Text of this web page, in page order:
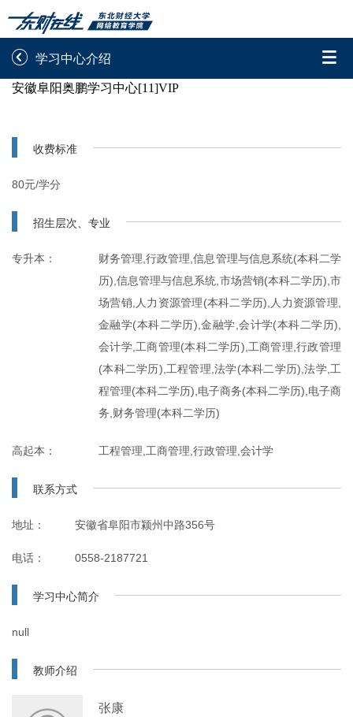

 学习中心介绍
录取通知书查询
学信网图像校对
学籍相关申请
信息确认及测试
安徽阜阳奥鹏学习中心[11]VIP
收费标准
80元/学分
招生层次、专业
专升本：
财务管理,行政管理,信息管理与信息系统(本科二学
历),信息管理与信息系统,市场营销(本科二学历),市
场营销,人力资源管理(本科二学历),人力资源管理,
金融学(本科二学历),金融学,会计学(本科二学历),
会计学,工商管理(本科二学历),工商管理,行政管理
(本科二学历),工程管理,法学(本科二学历),法学,工
程管理(本科二学历),电子商务(本科二学历),电子商
务,财务管理(本科二学历)
高起本： 工程管理,工商管理,行政管理,会计学
联系方式
地址： 安徽省阜阳市颍州中路356号
电话： 0558-2187721
学习中心简介
null
教师介绍
张康